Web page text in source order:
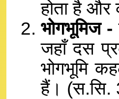
होता है
भोगभूमिज -
जहाँ दस
भोगभूमि
हैं। (स.सि.